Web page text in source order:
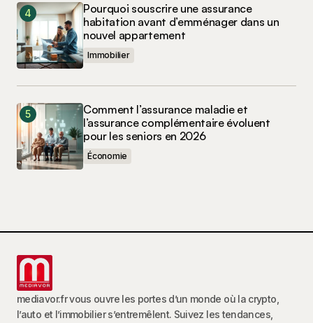
Pourquoi souscrire une assurance
habitation avant d’emménager dans un
nouvel appartement
Immobilier
Comment l’assurance maladie et
l’assurance complémentaire évoluent
pour les seniors en 2026
Économie
mediavor.fr vous ouvre les portes d’un monde où la crypto,
l’auto et l’immobilier s’entremêlent. Suivez les tendances,